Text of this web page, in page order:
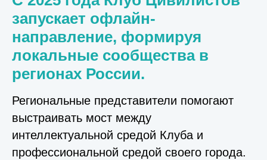
запускает офлайн-
направление, формируя
локальные сообщества в
регионах России.
Региональные представители помогают
выстраивать мост между
интеллектуальной средой Клуба и
профессиональной средой своего города.